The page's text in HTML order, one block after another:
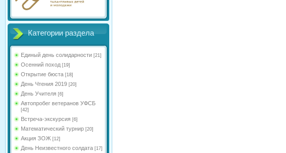
Категории раздела
Единый день солидарности [21]
Осенний поход [19]
Открытие бюста [18]
День Чтения 2019 [20]
День Учителя [6]
Автопробег ветеранов УФСБ
[42]
Встреча-экскурсия [6]
Математический турнир [20]
Акция ЗОЖ [12]
День Неизвестного солдата [17]